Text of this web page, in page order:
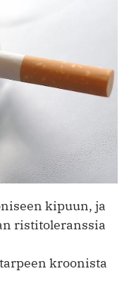
kipuun, ja
ristitoleranssia
kroonista